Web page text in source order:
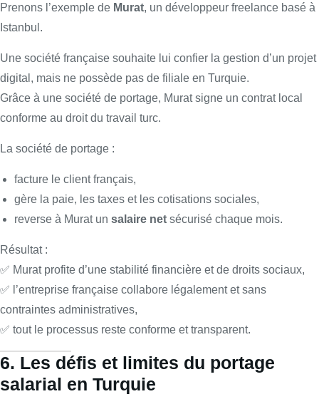
Prenons l’exemple de Murat, un développeur freelance basé à
Istanbul.
Une société française souhaite lui confier la gestion d’un projet
digital, mais ne possède pas de filiale en Turquie.
Grâce à une société de portage, Murat signe un contrat local
conforme au droit du travail turc.
La société de portage :
facture le client français,
gère la paie, les taxes et les cotisations sociales,
reverse à Murat un salaire net sécurisé chaque mois.
Résultat :
✅ Murat profite d’une stabilité financière et de droits sociaux,
✅ l’entreprise française collabore légalement et sans
contraintes administratives,
✅ tout le processus reste conforme et transparent.
6. Les défis et limites du portage
salarial en Turquie